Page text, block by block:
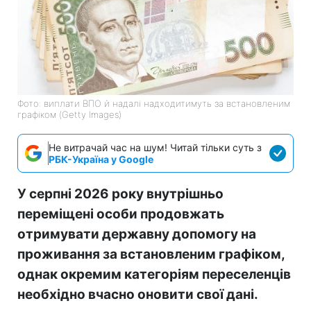
Фото: виплати ВПО й надалі надходитимуть за встановленим
графіком (Getty Images)
Не витрачай час на шум! Читай тільки суть з
РБК-Україна у Google
У серпні 2026 року внутрішньо
переміщені особи продовжать
отримувати державну допомогу на
проживання за встановленим графіком,
однак окремим категоріям переселенців
необхідно вчасно оновити свої дані.